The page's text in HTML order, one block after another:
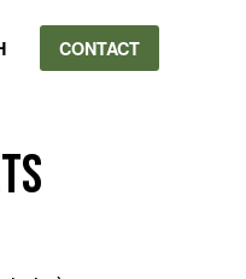
CONTACT